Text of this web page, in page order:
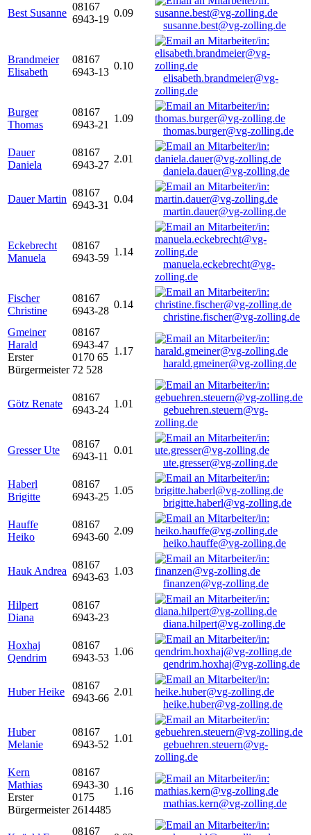
Best Susanne
08167
6943-19
0.09
susanne.best@vg-zolling.de
Brandmeier
Elisabeth
08167
6943-13
0.10
elisabeth.brandmeier@vg-
zolling.de
Burger
Thomas
08167
6943-21
1.09
thomas.burger@vg-zolling.de
Dauer
Daniela
08167
6943-27
2.01
daniela.dauer@vg-zolling.de
Dauer Martin
08167
6943-31
0.04
martin.dauer@vg-zolling.de
Eckebrecht
Manuela
08167
6943-59
1.14
manuela.eckebrecht@vg-
zolling.de
Fischer
Christine
08167
6943-28
0.14
christine.fischer@vg-zolling.de
Gmeiner
Harald
Erster
Bürgermeister
08167
6943-47
0170 65
72 528
1.17
harald.gmeiner@vg-zolling.de
Götz Renate
08167
6943-24
1.01
gebuehren.steuern@vg-
zolling.de
Gresser Ute
08167
6943-11
0.01
ute.gresser@vg-zolling.de
Haberl
Brigitte
08167
6943-25
1.05
brigitte.haberl@vg-zolling.de
Hauffe
Heiko
08167
6943-60
2.09
heiko.hauffe@vg-zolling.de
Hauk Andrea
08167
6943-63
1.03
finanzen@vg-zolling.de
Hilpert
Diana
08167
6943-23
diana.hilpert@vg-zolling.de
Hoxhaj
Qendrim
08167
6943-53
1.06
qendrim.hoxhaj@vg-zolling.de
Huber Heike
08167
6943-66
2.01
heike.huber@vg-zolling.de
Huber
Melanie
08167
6943-52
1.01
gebuehren.steuern@vg-
zolling.de
Kern
Mathias
Erster
Bürgermeister
08167
6943-30
0175
2614485
1.16
mathias.kern@vg-zolling.de
08167